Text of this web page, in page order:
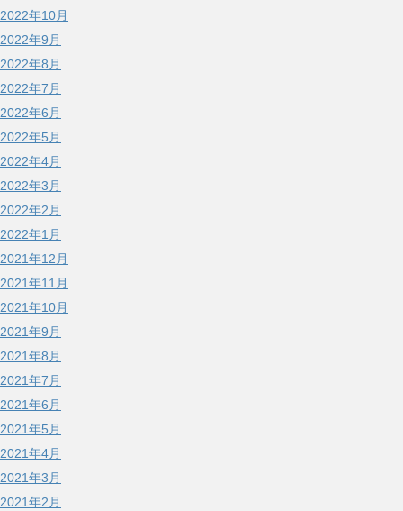
2022年10月
2022年9月
2022年8月
2022年7月
2022年6月
2022年5月
2022年4月
2022年3月
2022年2月
2022年1月
2021年12月
2021年11月
2021年10月
2021年9月
2021年8月
2021年7月
2021年6月
2021年5月
2021年4月
2021年3月
2021年2月